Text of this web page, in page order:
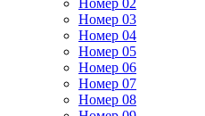
Номер 02
Номер 03
Номер 04
Номер 05
Номер 06
Номер 07
Номер 08